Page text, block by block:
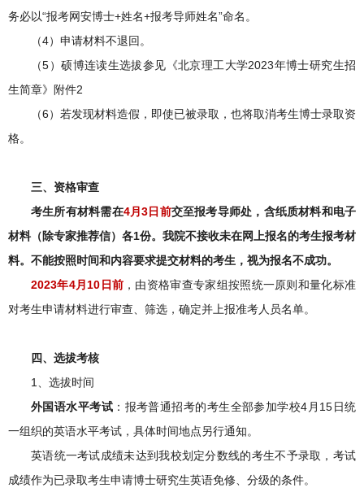
务必以“报考网安博士+姓名+报考导师姓名”命名。
（4）申请材料不退回。
（5）硕博连读生选拔参见《北京理工大学2023年博士研究生招
生简章》附件2
（6）若发现材料造假，即使已被录取，也将取消考生博士录取资
格。
三、资格审查
考生所有材料需在4月3日 前交至报考导师处 ， 含纸质材料和电子
材料（除专家推荐信）各1份。我院不接收未在网上报名的考生报考材
料。不能按照时间和内容要求提交材料的考生，视为报名不成功。
2023年4月10 日前 ，由资格审查专家组按照统一原则和量化标准
对考生申请材料进行审查、筛选，确定并上报准考人员名单。
四、 选拔考核
1、选拔时间
外国语水平考试 ：报考普通招考的考生全部参加学校4月15日统
一组织的英语水平考试，具体时间地点另行通知。
英语统一考试成绩未达到我校划定分数线的考生不予录取，考试
成绩作为已录取考生申请博士研究生英语免修、分级的条件。